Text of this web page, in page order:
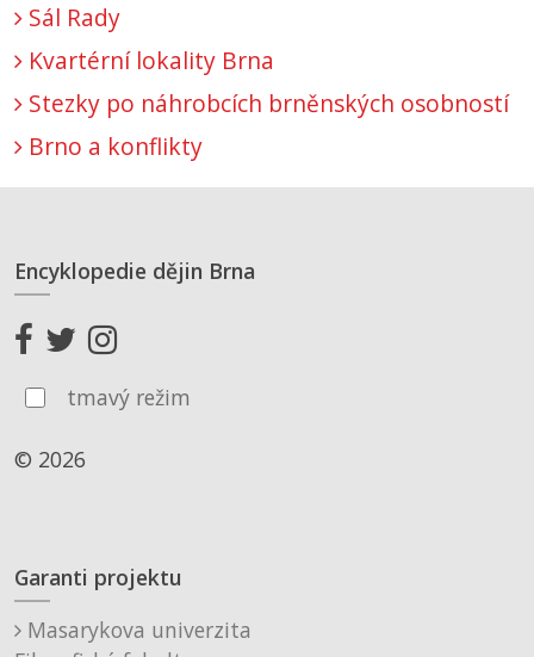
Sál Rady
Kvartérní lokality Brna
Stezky po náhrobcích brněnských osobností
Brno a konflikty
Encyklopedie dějin Brna
tmavý režim
© 2026
Garanti projektu
Masarykova univerzita